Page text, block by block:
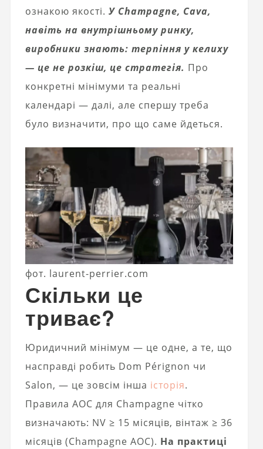
ознакою якості. У Champagne, Cava,
навіть на внутрішньому ринку,
виробники знають: терпіння у келиху
— це не розкіш, це стратегія. Про
конкретні мінімуми та реальні
календарі — далі, але спершу треба
було визначити, про що саме йдеться.
фот. laurent-perrier.com
Скільки це
триває?
Юридичний мінімум — це одне, а те, що
насправді робить Dom Pérignon чи
Salon, — це зовсім інша історія.
Правила AOC для Champagne чітко
визначають: NV ≥ 15 місяців, вінтаж ≥ 36
місяців (Champagne AOC). На практиці